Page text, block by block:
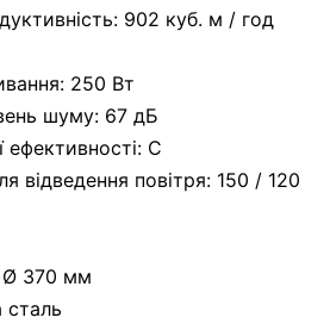
902 куб. м / год
250 Вт
шуму: 67 дБ
ефективності: C
відведення повітря: 150 / 120
370 мм
сталь